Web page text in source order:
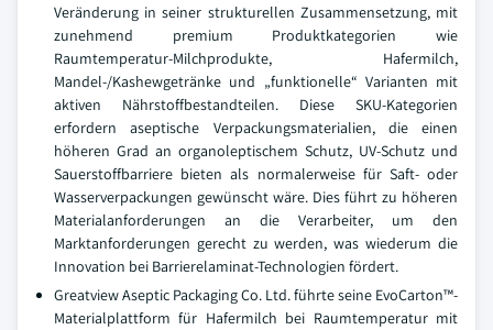
Veränderung in seiner strukturellen Zusammensetzung, mit
zunehmend premium Produktkategorien wie
Raumtemperatur-Milchprodukte, Hafermilch,
Mandel-/Kashewgetränke und „funktionelle“ Varianten mit
aktiven Nährstoffbestandteilen. Diese SKU-Kategorien
erfordern aseptische Verpackungsmaterialien, die einen
höheren Grad an organoleptischem Schutz, UV-Schutz und
Sauerstoffbarriere bieten als normalerweise für Saft- oder
Wasserverpackungen gewünscht wäre. Dies führt zu höheren
Materialanforderungen an die Verarbeiter, um den
Marktanforderungen gerecht zu werden, was wiederum die
Innovation bei Barrierelaminat-Technologien fördert.
Greatview Aseptic Packaging Co. Ltd. führte seine EvoCarton™-
Materialplattform für Hafermilch bei Raumtemperatur mit